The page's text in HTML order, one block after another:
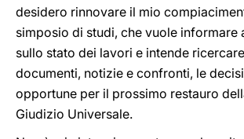
desidero rinnovare il mio
simposio di studi, che vuole informare
sullo stato dei lavori e intende
documenti, notizie e confronti, le
opportune per il prossimo restauro
Giudizio Universale.